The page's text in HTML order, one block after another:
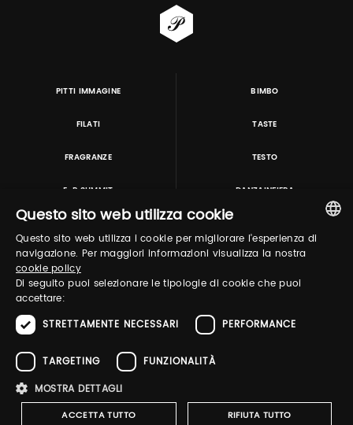
PITTI IMMAGINE BIMBO
FILATI TASTE
FRAGRANZE TESTO
E-P SUMMIT DANZAINFIERA
TUTORING & CONSULTING
Pitti Immagine S.r.l. P.I./CF 03443240480 Capitale sociale 648.457 € N° iscriz. Reg.
imprese Firenze REA FI-363274 ·
Whistleblowing·Cookies
Policy- Dichiarazione di accessibilità
ITALIAN
Questo sito web utilizza cookie
Questo sito web utilizza i cookie per migliorare l'esperienza di
navigazione. Per maggiori informazioni visualizza la nostra
cookie policy
Di seguito puoi selezionare le tipologie di cookie che puoi
accettare:
STRETTAMENTE NECESSARI
PERFORMANCE
TARGETING
FUNZIONALITÀ
MOSTRA DETTAGLI
ACCETTA TUTTO RIFIUTA TUTTO